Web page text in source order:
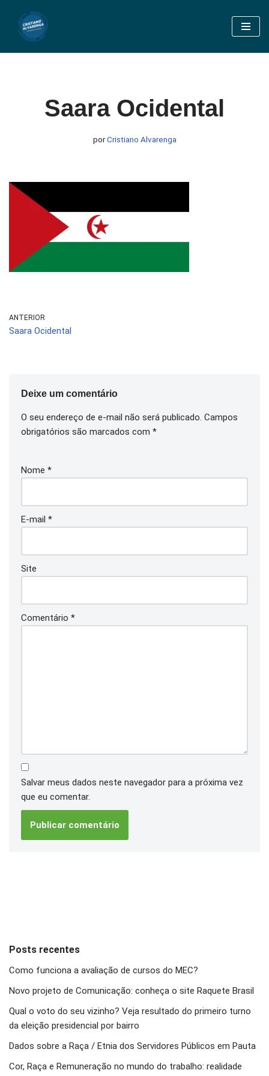
Pular
Saara Ocidental
porCristiano Alvarenga
ANTERIOR
Saara Ocidental
Deixe um comentário
O seu endereço de e-mail não será publicado. Campos
obrigatórios são marcados com *
Nome *
E-mail *
Site
Comentário *
Salvar meus dados neste navegador para a próxima vez
que eu comentar.
Posts recentes
Como funciona a avaliação de cursos do MEC?
Novo projeto de Comunicação: conheça o site Raquete Brasil
Qual o voto do seu vizinho? Veja resultado do primeiro turno
da eleição presidencial por bairro
Dados sobre a Raça / Etnia dos Servidores Públicos em Pauta
Cor, Raça e Remuneração no mundo do trabalho: realidade